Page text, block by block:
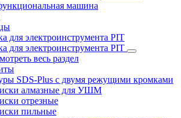
машина
для электроинструмента PIT
для электроинструмента PIT
весь раздел
SDS-Plus c двумя режущими кромками
алмазные для УШМ
отрезные
пильные